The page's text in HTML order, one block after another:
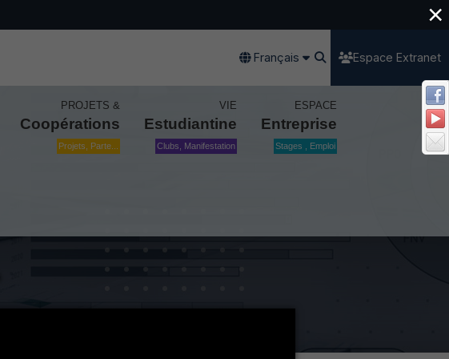
Français Espace Extranet
PROJETS &
Coopérations
Projets, Parte...
VIE
Estudiantine
Clubs, Manifestation
ESPACE
Entreprise
Stages , Emploi
×